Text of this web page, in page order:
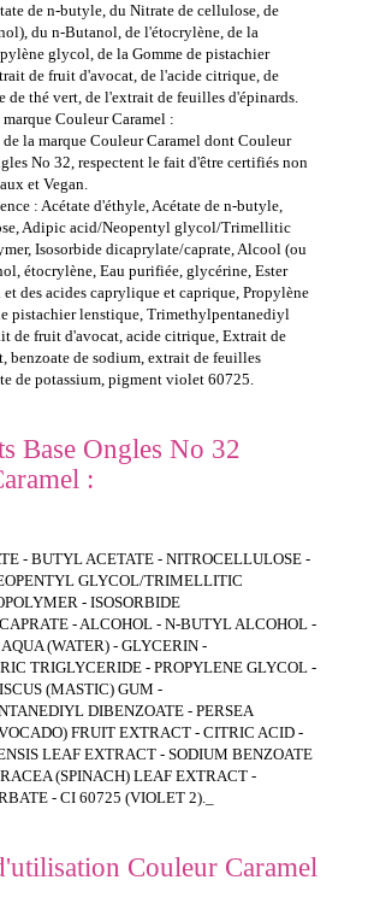
de n-butyle, du Nitrate de cellulose, de
du n-Butanol, de l'étocrylène, de la
glycol, de la Gomme de pistachier
de fruit d'avocat, de l'acide citrique, de
thé vert, de l'extrait de feuilles d'épinards.
Couleur Caramel :
la marque Couleur Caramel dont Couleur
No 32, respectent le fait d'être certifiés non
et Vegan.
: Acétate d'éthyle, Acétate de n-butyle,
Adipic acid/Neopentyl glycol/Trimellitic
Isosorbide dicaprylate/caprate, Alcool (ou
étocrylène, Eau purifiée, glycérine, Ester
des acides caprylique et caprique, Propylène
pistachier lenstique, Trimethylpentanediyl
de fruit d'avocat, acide citrique, Extrait de
benzoate de sodium, extrait de feuilles
de potassium, pigment violet 60725.
Base Ongles No 32
:
- BUTYL ACETATE - NITROCELLULOSE -
GLYCOL/TRIMELLITIC
- ISOSORBIDE
- ALCOHOL - N-BUTYL ALCOHOL -
(WATER) - GLYCERIN -
TRIGLYCERIDE - PROPYLENE GLYCOL -
(MASTIC) GUM -
DIBENZOATE - PERSEA
FRUIT EXTRACT - CITRIC ACID -
LEAF EXTRACT - SODIUM BENZOATE
(SPINACH) LEAF EXTRACT -
- CI 60725 (VIOLET 2)._
Couleur Caramel